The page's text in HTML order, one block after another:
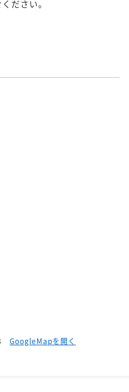
ださい。
GoogleMapを開く